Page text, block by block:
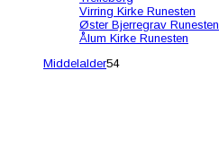
Virring Kirke Runesten
Øster Bjerregrav Runesten
Ålum Kirke Runesten
Middelalder54